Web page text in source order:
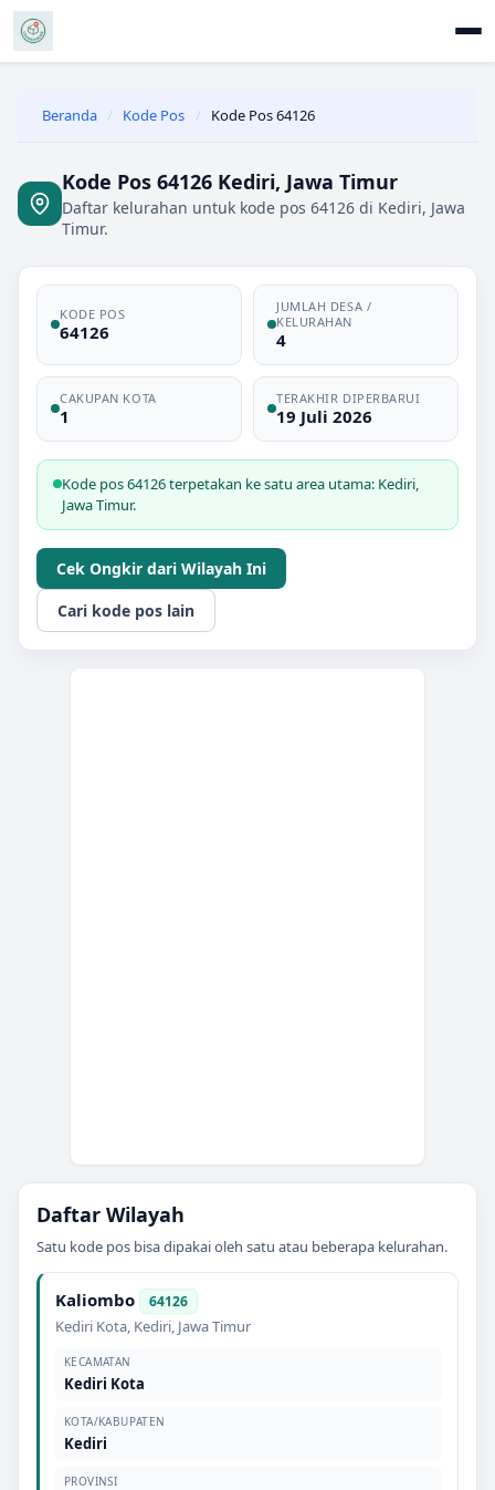
Beranda / Kode Pos / Kode Pos 64126
Kode Pos 64126 Kediri, Jawa Timur
Daftar kelurahan untuk kode pos 64126 di Kediri, Jawa
Timur.
KODE POS
64126
JUMLAH DESA /
KELURAHAN
4
CAKUPAN KOTA
1
TERAKHIR DIPERBARUI
19 Juli 2026
Kode pos 64126 terpetakan ke satu area utama: Kediri,
Jawa Timur.
Cek Ongkir dari Wilayah Ini
Cari kode pos lain
Daftar Wilayah
Satu kode pos bisa dipakai oleh satu atau beberapa kelurahan.
Kaliombo 64126
Kediri Kota, Kediri, Jawa Timur
KECAMATAN
Kediri Kota
KOTA/KABUPATEN
Kediri
PROVINSI